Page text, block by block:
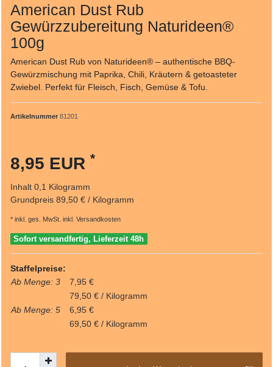
American Dust Rub
Gewürzzubereitung Naturideen®
100g
American Dust Rub von Naturideen® – authentische BBQ-
Gewürzmischung mit Paprika, Chili, Kräutern & getoasteter
Zwiebel. Perfekt für Fleisch, Fisch, Gemüse & Tofu.
Artikelnummer 81201
8,95 EUR *
Inhalt 0,1 Kilogramm
Grundpreis 89,50 € / Kilogramm
* inkl. ges. MwSt. inkl. Versandkosten
Sofort versandfertig, Lieferzeit 48h
Staffelpreise:
Ab Menge: 3
7,95 €
79,50 € / Kilogramm
Ab Menge: 5
6,95 €
69,50 € / Kilogramm